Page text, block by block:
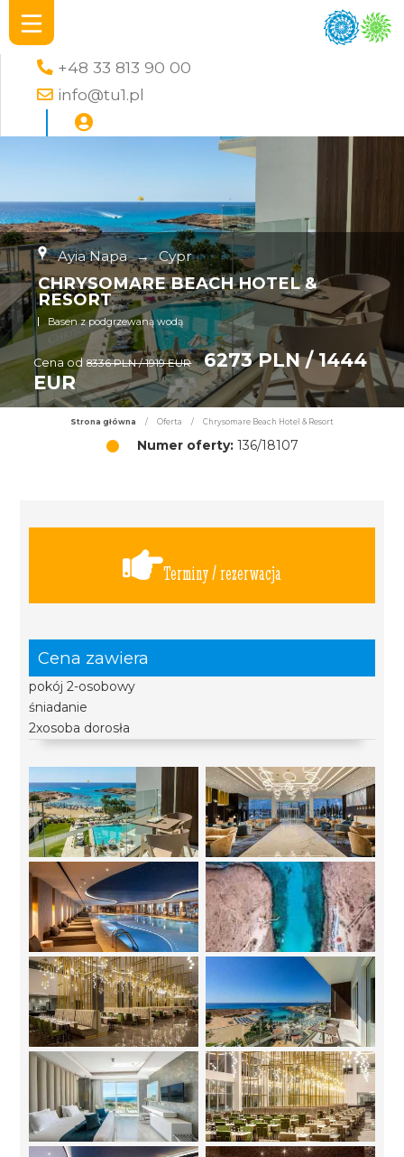
+48 33 813 90 00
info@tu1.pl
Ayia Napa → Cypr
CHRYSOMARE BEACH HOTEL &
RESORT
Basen z podgrzewaną wodą
Cena od 8336 PLN / 1919 EUR
6273 PLN / 1444
EUR
Strona główna / Oferta / Chrysomare Beach Hotel & Resort
Numer oferty:136/18107
Terminy / rezerwacja
Cena zawiera
pokój 2-osobowy
śniadanie
2xosoba dorosła